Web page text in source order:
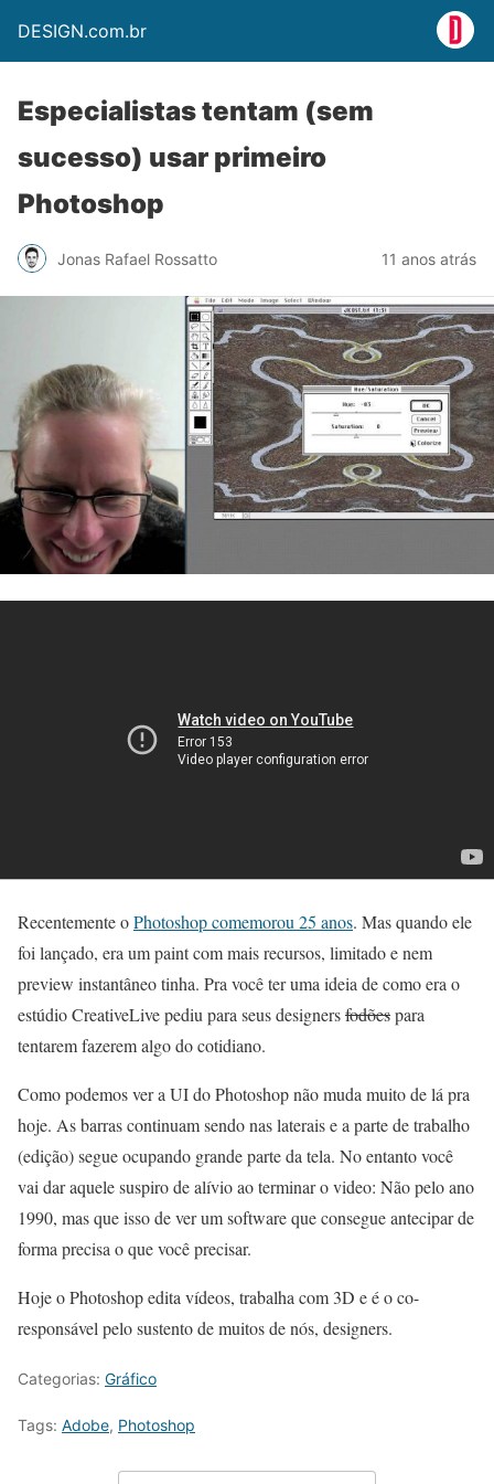
DESIGN.com.br
Especialistas tentam (sem
sucesso) usar primeiro
Photoshop
Jonas Rafael Rossatto 11 anos atrás
Recentemente oPhotoshop comemorou 25 anos. Mas quando ele
foi lançado, era um paint com mais recursos, limitado e nem
preview instantâneo tinha. Pra você ter uma ideia de como era o
estúdio CreativeLive pediu para seus designersfodõespara
tentarem fazerem algo do cotidiano.
Como podemos ver a UI do Photoshop não muda muito de lá pra
hoje. As barras continuam sendo nas laterais e a parte de trabalho
(edição) segue ocupando grande parte da tela. No entanto você
vai dar aquele suspiro de alívio ao terminar o video: Não pelo ano
1990, mas que isso de ver um software que consegue antecipar de
forma precisa o que você precisar.
Hoje o Photoshop edita vídeos, trabalha com 3D e é o co-
responsável pelo sustento de muitos de nós, designers.
Categorias: Gráfico
Tags: Adobe, Photoshop